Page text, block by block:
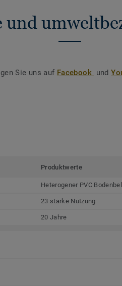
und
Sie uns auf Facebook und
Produktwerte
Heterogener PVC
23 starke Nutzung
20 Jahre